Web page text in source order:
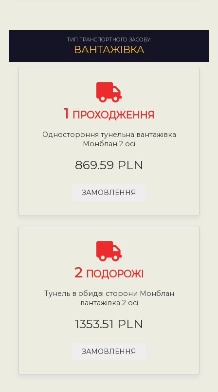
ТИП ТРАНСПОРТНОГО ЗАСОБУ:
ВАНТАЖІВКА
1 ПРОХОДЖЕННЯ
Одностороння тунельна вантажівка
Монблан 2 осі
869.59 PLN
ЗАМОВЛЕННЯ
2 ПОДОРОЖІ
Тунель в обидві сторони Монблан
вантажівка 2 осі
1353.51 PLN
ЗАМОВЛЕННЯ